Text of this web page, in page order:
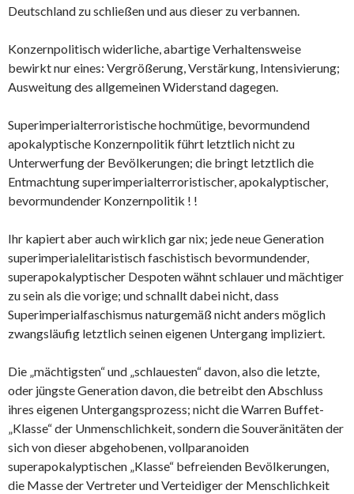
Deutschland zu schließen und aus dieser zu verbannen.
Konzernpolitisch widerliche, abartige Verhaltensweise
bewirkt nur eines: Vergrößerung, Verstärkung, Intensivierung;
Ausweitung des allgemeinen Widerstand dagegen.
Superimperialterroristische hochmütige, bevormundend
apokalyptische Konzernpolitik führt letztlich nicht zu
Unterwerfung der Bevölkerungen; die bringt letztlich die
Entmachtung superimperialterroristischer, apokalyptischer,
bevormundender Konzernpolitik ! !
Ihr kapiert aber auch wirklich gar nix; jede neue Generation
superimperialelitaristisch faschistisch bevormundender,
superapokalyptischer Despoten wähnt schlauer und mächtiger
zu sein als die vorige; und schnallt dabei nicht, dass
Superimperialfaschismus naturgemäß nicht anders möglich
zwangsläufig letztlich seinen eigenen Untergang impliziert.
Die „mächtigsten“ und „schlauesten“ davon, also die letzte,
oder jüngste Generation davon, die betreibt den Abschluss
ihres eigenen Untergangsprozess; nicht die Warren Buffet-
„Klasse“ der Unmenschlichkeit, sondern die Souveränitäten der
sich von dieser abgehobenen, vollparanoiden
superapokalyptischen „Klasse“ befreienden Bevölkerungen,
die Masse der Vertreter und Verteidiger der Menschlichkeit